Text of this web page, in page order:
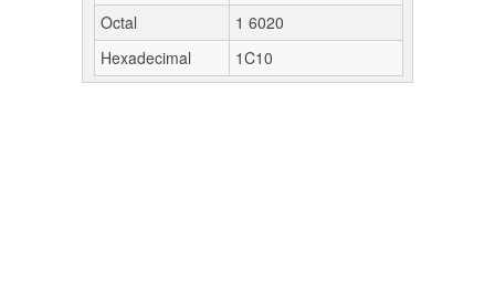
Octal
1 6020
Hexadecimal
1C10